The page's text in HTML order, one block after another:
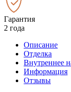
Гарантия
2 года
Описание
Отделка
Внутреннее
Информация
Отзывы